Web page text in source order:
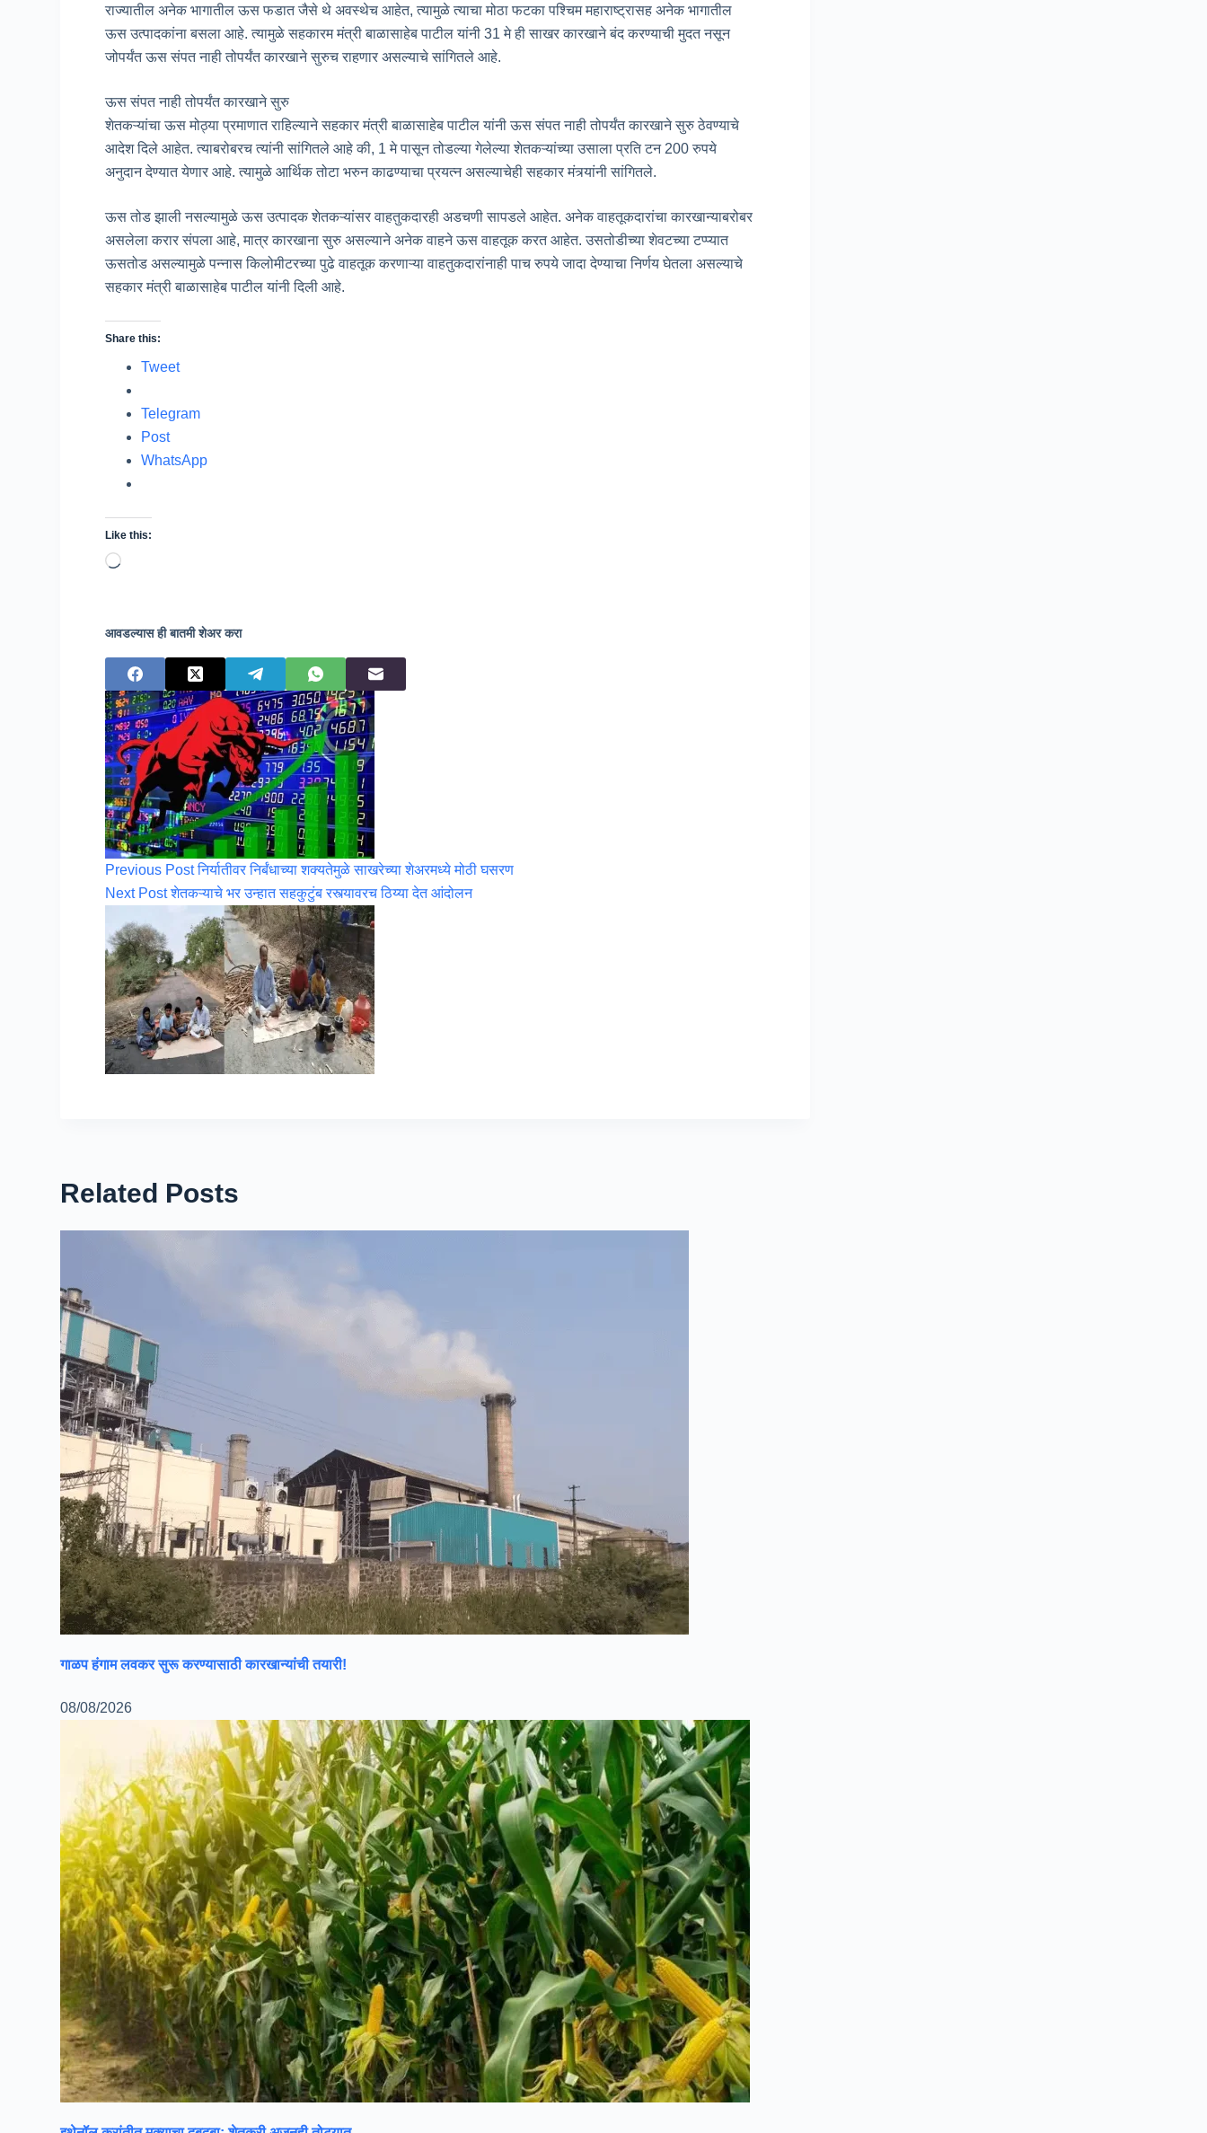
राज्यातील अनेक भागातील ऊस फडात जैसे थे अवस्थेच आहेत, त्यामुळे त्याचा मोठा फटका पश्चिम महाराष्ट्रासह अनेक भागातील
ऊस उत्पादकांना बसला आहे. त्यामुळे सहकारम मंत्री बाळासाहेब पाटील यांनी 31 मे ही साखर कारखाने बंद करण्याची मुदत नसून
जोपर्यंत ऊस संपत नाही तोपर्यंत कारखाने सुरुच राहणार असल्याचे सांगितले आहे.
ऊस संपत नाही तोपर्यंत कारखाने सुरु
शेतकऱ्यांचा ऊस मोठ्या प्रमाणात राहिल्याने सहकार मंत्री बाळासाहेब पाटील यांनी ऊस संपत नाही तोपर्यंत कारखाने सुरु ठेवण्याचे
आदेश दिले आहेत. त्याबरोबरच त्यांनी सांगितले आहे की, 1 मे पासून तोडल्या गेलेल्या शेतकऱ्यांच्या उसाला प्रति टन 200 रुपये
अनुदान देण्यात येणार आहे. त्यामुळे आर्थिक तोटा भरुन काढण्याचा प्रयत्न असल्याचेही सहकार मंत्र्यांनी सांगितले.
ऊस तोड झाली नसल्यामुळे ऊस उत्पादक शेतकऱ्यांसर वाहतुकदारही अडचणी सापडले आहेत. अनेक वाहतूकदारांचा कारखान्याबरोबर
असलेला करार संपला आहे, मात्र कारखाना सुरु असल्याने अनेक वाहने ऊस वाहतूक करत आहेत. उसतोडीच्या शेवटच्या टप्प्यात
ऊसतोड असल्यामुळे पन्नास किलोमीटरच्या पुढे वाहतूक करणाऱ्या वाहतुकदारांनाही पाच रुपये जादा देण्याचा निर्णय घेतला असल्याचे
सहकार मंत्री बाळासाहेब पाटील यांनी दिली आहे.
Share this:
Tweet
Telegram
Post
WhatsApp
Like this:
Loading…
आवडल्यास ही बातमी शेअर करा
Previous Post निर्यातीवर निर्बंधाच्या शक्यतेमुळे साखरेच्या शेअरमध्ये मोठी घसरण
Next Post शेतकऱ्याचे भर उन्हात सहकुटुंब रस्त्यावरच ठिय्या देत आंदोलन
Related Posts
गाळप हंगाम लवकर सुरू करण्यासाठी कारखान्यांची तयारी!
08/08/2026